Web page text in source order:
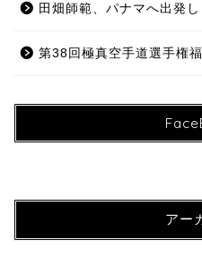
田畑師範、パナマへ出発し
第38回極真空手道選手権
アー